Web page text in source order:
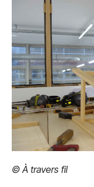
© À travers fil